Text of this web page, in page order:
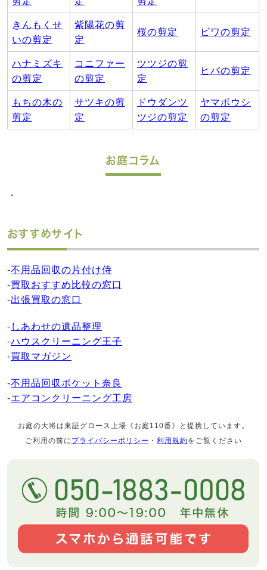
きんもくせ
いの剪定
紫陽花の剪
定
桜の剪定 ビワの剪定
ハナミズキ
の剪定
コニファー
の剪定
ツツジの剪
定
ヒバの剪定
もちの木の
剪定
サツキの剪
定
ドウダンツ
ツジの剪定
ヤマボウシ
の剪定
お庭コラム
・
おすすめサイト
-不用品回収の片付け侍
-買取おすすめ比較の窓口
-出張買取の窓口
- しあわせの遺品整理
-ハウスクリーニング王子
-買取マガジン
-不用品回収ポケット奈良
-エアコンクリーニング工房
お庭の大将は東証グロース上場《お庭110番》と提携しています。
ご利用の前に プライバシーポリシー ・ 利用規約をご覧ください